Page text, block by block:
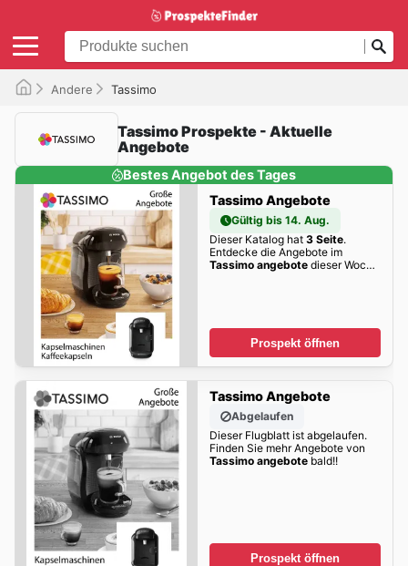
Andere Tassimo
Tassimo Prospekte - Aktuelle
Angebote
Bestes Angebot des Tages
Tassimo Angebote
Gültig bis 14. Aug.
Dieser Katalog hat 3 Seite.
Entdecke die Angebote im
Tassimo angebotedieser Woche
Prospekt öffnen
Tassimo Angebote
Abgelaufen
Dieser Flugblatt ist abgelaufen.
Finden Sie mehr Angebote von
Tassimo angebotebald!!
Prospekt öffnen